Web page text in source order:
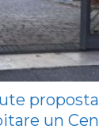
un